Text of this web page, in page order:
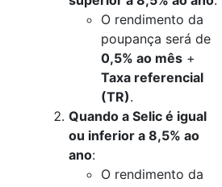
O rendimento da
poupança será de
0,5% ao mês +
Taxa referencial
(TR).
Quando a Selic é igual
ou inferior a 8,5% ao
ano:
O rendimento da